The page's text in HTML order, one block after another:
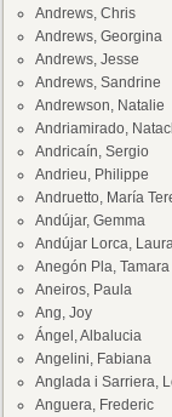
Andrews, Chris
Andrews, Georgina
Andrews, Jesse
Andrews, Sandrine
Andrewson, Natalie
Andriamirado,
Andricaín, Sergio
Andrieu, Philippe
Andruetto, María
Andújar, Gemma
Andújar Lorca,
Anegón Pla, Tamara
Aneiros, Paula
Ang, Joy
Ángel, Albalucia
Angelini, Fabiana
Anglada i Sarriera,
Anguera, Frederic